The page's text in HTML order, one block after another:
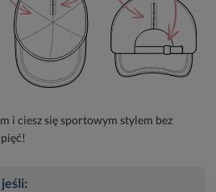
i ciesz się sportowym stylem bez